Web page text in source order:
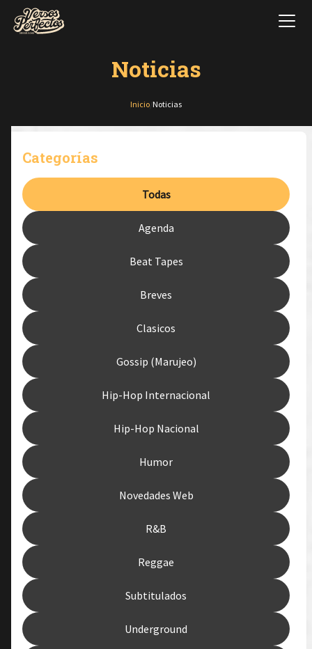
Noticias
Inicio Noticias
Categorías
Todas
Agenda
Beat Tapes
Breves
Clasicos
Gossip (Marujeo)
Hip-Hop Internacional
Hip-Hop Nacional
Humor
Novedades Web
R&B
Reggae
Subtitulados
Underground